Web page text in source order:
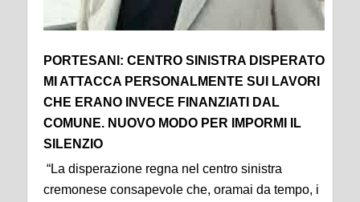
PORTESANI: CENTRO SINISTRA DISPERATO
MI ATTACCA PERSONALMENTE SUI LAVORI
CHE ERANO INVECE FINANZIATI DAL
COMUNE. NUOVO MODO PER IMPORMI IL
SILENZIO
“La disperazione regna nel centro sinistra
cremonese consapevole che, oramai da tempo, i